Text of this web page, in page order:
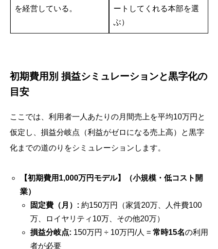
を経営している。
ートしてくれる本部を選
ぶ）
初期費用別 損益シミュレーションと黒字化の
目安
ここでは、利用者一人あたりの月間売上を平均10万円と
仮定し、損益分岐点（利益がゼロになる売上高）と黒字
化までの道のりをシミュレーションします。
【初期費用1,000万円モデル】（小規模・低コスト開
業）
固定費（月）: 約150万円（家賃20万、人件費100
万、ロイヤリティ10万、その他20万）
損益分岐点: 150万円 ÷ 10万円/人 = 常時15名の利用
者が必要